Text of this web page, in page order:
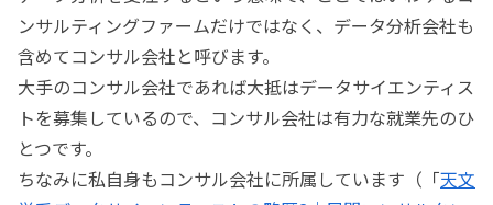
ンサルティングファームだけではなく、データ分析会社も
含めてコンサル会社と呼びます。
大手のコンサル会社であれば大抵はデータサイエンティス
トを募集しているので、コンサル会社は有力な就業先のひ
とつです。
ちなみに私自身もコンサル会社に所属しています（「天文